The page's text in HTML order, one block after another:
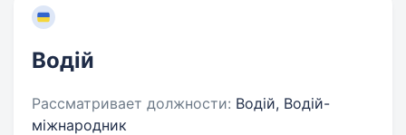
Водій
Рассматривает должности: Водій, Водій-
міжнародник